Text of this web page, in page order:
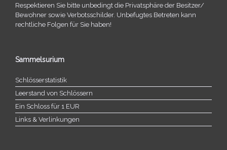
Respektieren Sie bitte unbe­dingt die Privatsphäre der Besitzer/​
Bewohner sowie Verbotsschilder. Unbefugtes Betreten kann
recht­li­che Folgen für Sie haben!
Sammelsurium
Schlösserstatistik
Leerstand von Schlössern
Ein Schloss für 1 EUR
Links & Verlinkungen